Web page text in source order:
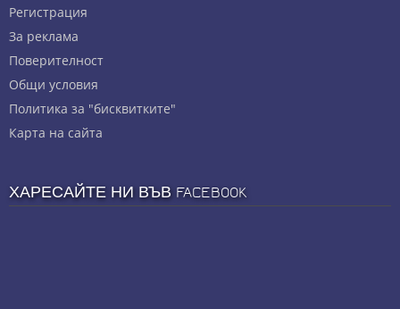
Регистрация
За реклама
Πoвepитeлнocт
Общи условия
Политика за "бисквитките"
Карта на сайта
ХАРЕСАЙТЕ НИ ВЪВ FACEBOOK